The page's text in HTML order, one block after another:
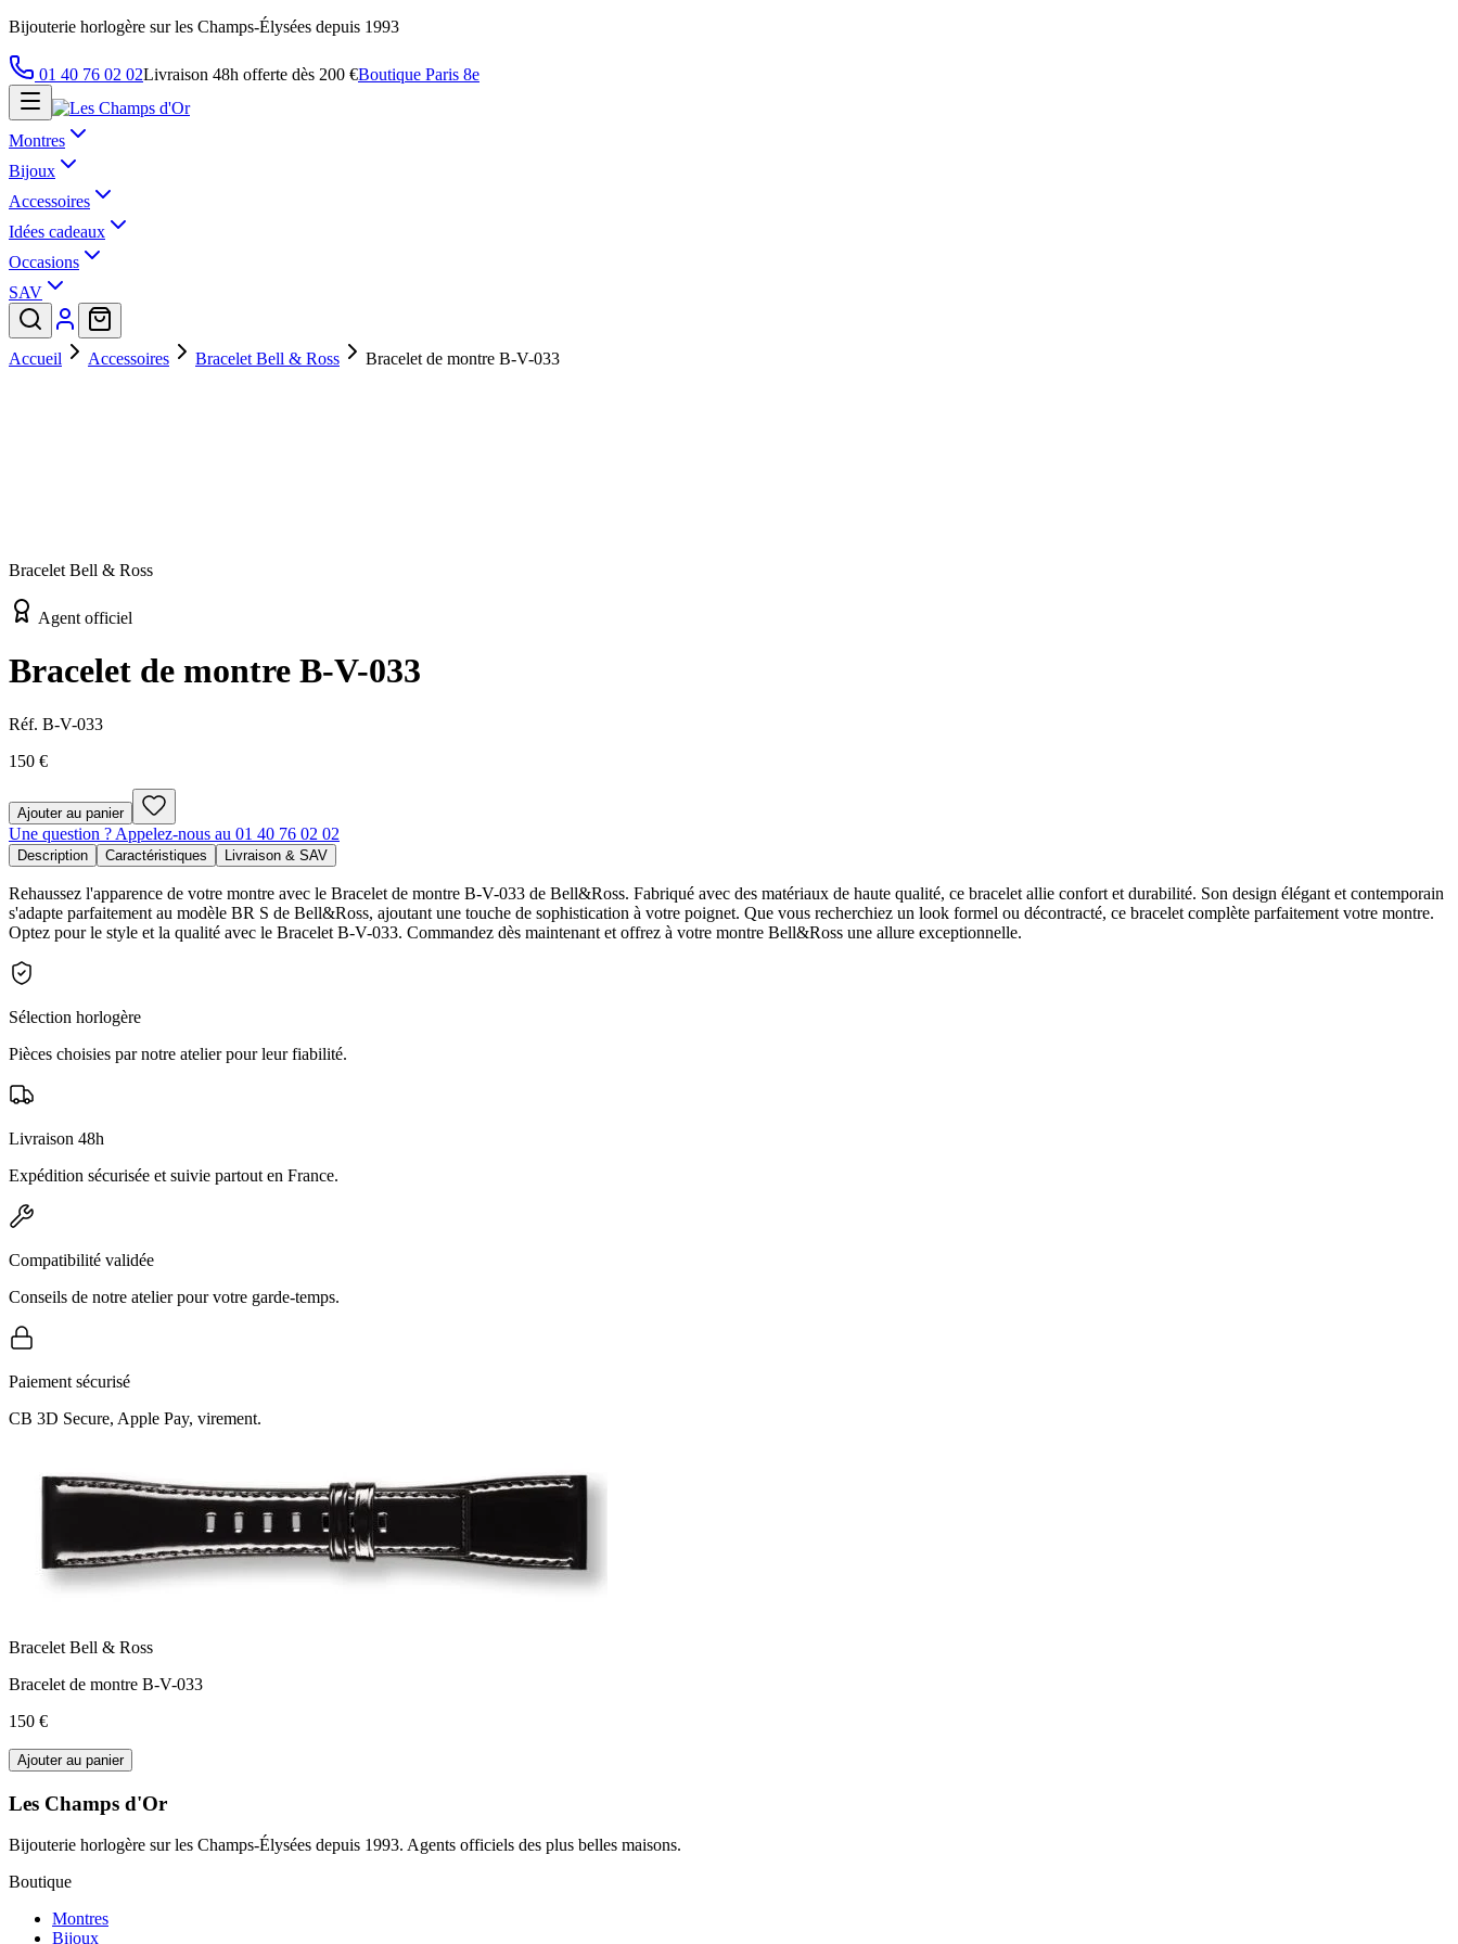
Bijouterie horlogère sur les Champs-Élysées depuis 1993
01 40 76 02 02Livraison 48h offerte dès 200 €Boutique Paris 8e
Montres
Bijoux
Accessoires
Idées cadeaux
Occasions
SAV
Accueil Accessoires Bracelet Bell & Ross Bracelet de montre B-V-033
Bracelet Bell & Ross
Agent officiel
Bracelet de montre B-V-033
Réf. B-V-033
150 €
Ajouter au panier
Une question ? Appelez-nous au 01 40 76 02 02
Description Caractéristiques Livraison & SAV
Rehaussez l'apparence de votre montre avec le Bracelet de montre B-V-033 de Bell&Ross. Fabriqué avec des matériaux de haute qualité, ce bracelet allie confort et durabilité. Son design élégant et contemporain
s'adapte parfaitement au modèle BR S de Bell&Ross, ajoutant une touche de sophistication à votre poignet. Que vous recherchiez un look formel ou décontracté, ce bracelet complète parfaitement votre montre.
Optez pour le style et la qualité avec le Bracelet B-V-033. Commandez dès maintenant et offrez à votre montre Bell&Ross une allure exceptionnelle.
Sélection horlogère
Pièces choisies par notre atelier pour leur fiabilité.
Livraison 48h
Expédition sécurisée et suivie partout en France.
Compatibilité validée
Conseils de notre atelier pour votre garde-temps.
Paiement sécurisé
CB 3D Secure, Apple Pay, virement.
Bracelet Bell & Ross
Bracelet de montre B-V-033
150 €
Ajouter au panier
Les Champs d'Or
Bijouterie horlogère sur les Champs-Élysées depuis 1993. Agents officiels des plus belles maisons.
Boutique
Montres
Bijoux